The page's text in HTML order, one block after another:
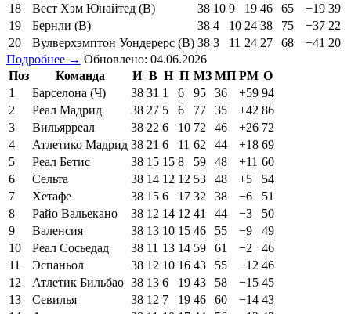
18
Вест Хэм Юнайтед (В) 38 10 9 19 46 65 −19 39
19
Бернли (В) 38 4 10 24 38 75 −37 22
20
Вулверхэмптон Уондерерс (В) 38 3 11 24 27 68 −41 20
Подробнее → Обновлено: 04.06.2026
Поз
Команда И В Н П МЗ МП РМ О
1
Барселона (Ч) 38 31 1 6 95 36 +59 94
2
Реал Мадрид 38 27 5 6 77 35 +42 86
3
Вильярреал 38 22 6 10 72 46 +26 72
4
Атлетико Мадрид 38 21 6 11 62 44 +18 69
5
Реал Бетис 38 15 15 8 59 48 +11 60
6
Сельта 38 14 12 12 53 48 +5
54
7
Хетафе 38 15 6 17 32 38 −6
51
8
Райо Вальекано 38 12 14 12 41 44 −3
50
9
Валенсия 38 13 10 15 46 55 −9
49
10
Реал Сосьедад 38 11 13 14 59 61 −2
46
11
Эспаньол 38 12 10 16 43 55 −12 46
12
Атлетик Бильбао 38 13 6 19 43 58 −15 45
13
Севилья 38 12 7 19 46 60 −14 43